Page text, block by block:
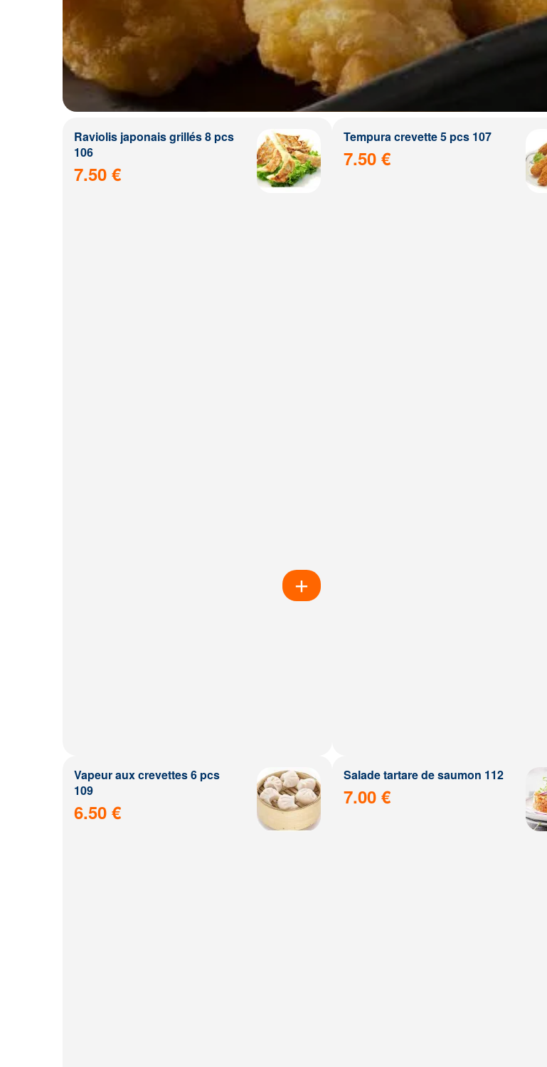
Raviolis japonais grillés 8 pcs
106
7.50 €
Tempura crevette 5 pcs 107
7.50 €
Vapeur aux crevettes 6 pcs
109
6.50 €
Salade tartare de saumon 112
7.00 €